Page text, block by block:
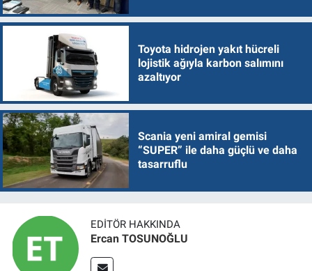
Toyota hidrojen yakıt hücreli
lojistik ağıyla karbon salımını
azaltıyor
Scania yeni amiral gemisi
“SUPER” ile daha güçlü ve daha
tasarruflu
EDITÖR HAKKINDA
Ercan TOSUNOĞLU